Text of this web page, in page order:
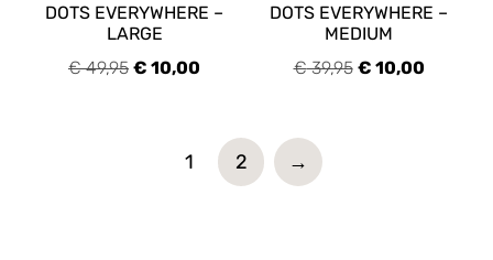
DOTS EVERYWHERE –
LARGE
€49,95 € 10,00
DOTS EVERYWHERE –
MEDIUM
€39,95 € 10,00
1 2 →